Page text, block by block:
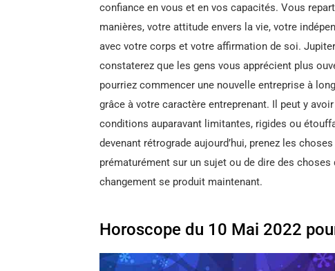
confiance en vous et en vos capacités. Vous
manières, votre attitude envers la vie, votre
avec votre corps et votre affirmation de soi.
constaterez que les gens vous apprécient plus
pourriez commencer une nouvelle entreprise à
grâce à votre caractère entreprenant. Il peut y
conditions auparavant limitantes, rigides ou
devenant rétrograde aujourd’hui, prenez les
prématurément sur un sujet ou de dire des
changement se produit maintenant.
Horoscope du 10 Mai 2022